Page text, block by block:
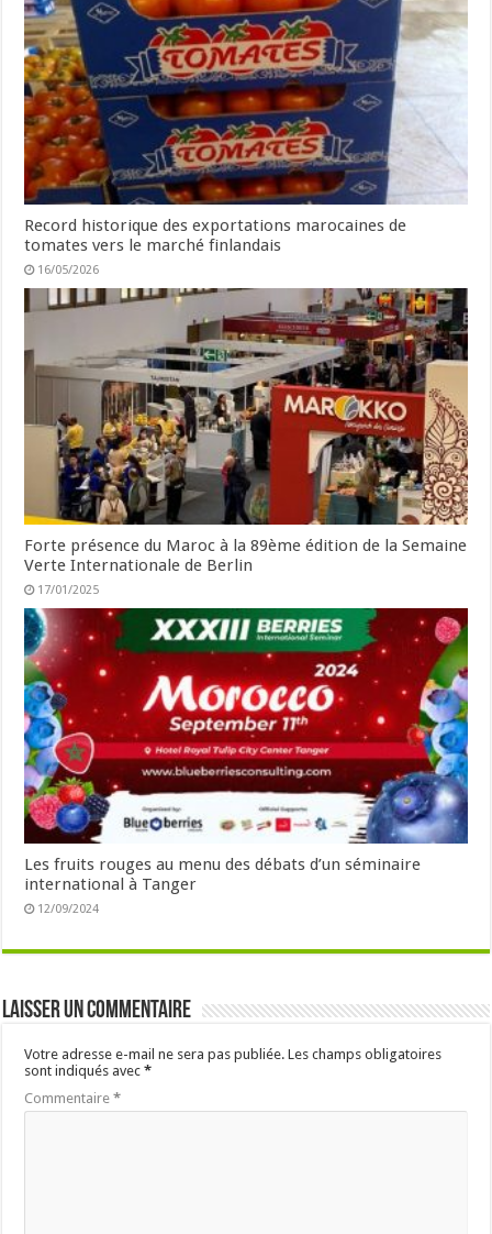
Record historique des exportations marocaines de
tomates vers le marché finlandais
16/05/2026
Forte présence du Maroc à la 89ème édition de la Semaine
Verte Internationale de Berlin
17/01/2025
Les fruits rouges au menu des débats d’un séminaire
international à Tanger
12/09/2024
Laisser un commentaire
Votre adresse e-mail ne sera pas publiée. Les champs obligatoires
sont indiqués avec*
Commentaire*